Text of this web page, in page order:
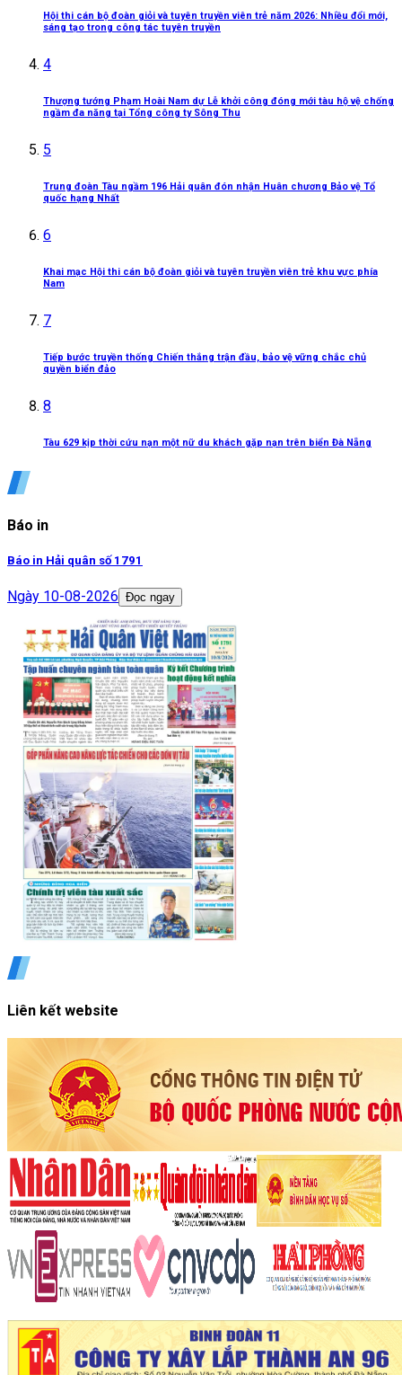
Hội thi cán bộ đoàn giỏi và tuyên truyền viên trẻ năm 2026: Nhiều đổi mới,
sáng tạo trong công tác tuyên truyền
4
Thượng tướng Phạm Hoài Nam dự Lễ khởi công đóng mới tàu hộ vệ chống
ngầm đa năng tại Tổng công ty Sông Thu
5
Trung đoàn Tàu ngầm 196 Hải quân đón nhận Huân chương Bảo vệ Tổ
quốc hạng Nhất
6
Khai mạc Hội thi cán bộ đoàn giỏi và tuyên truyền viên trẻ khu vực phía
Nam
7
Tiếp bước truyền thống Chiến thắng trận đầu, bảo vệ vững chắc chủ
quyền biển đảo
8
Tàu 629 kịp thời cứu nạn một nữ du khách gặp nạn trên biển Đà Nẵng
Báo in
Báo in Hải quân số 1791
Ngày 10-08-2026 Đọc ngay
Liên kết website